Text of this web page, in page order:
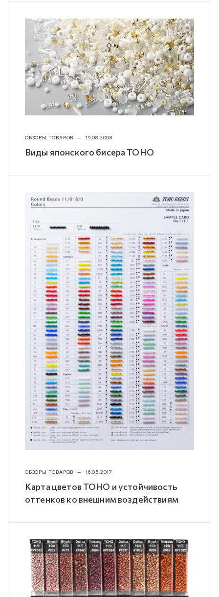
ОБЗОРЫ ТОВАРОВ — 19.08.2008
Виды японского бисера TOHO
ОБЗОРЫ ТОВАРОВ — 16.05.2017
Карта цветов TOHO и устойчивость
оттенков ко внешним воздействиям